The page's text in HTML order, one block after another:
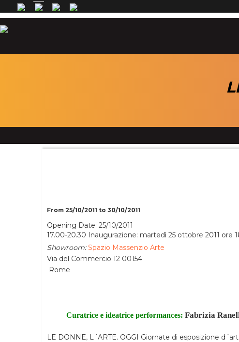
From 25/10/2011 to 30/10/2011
Opening Date: 25/10/2011
17.00-20.30 Inaugurazione: martedì 25 ottobre 2011 ore
Showroom:Spazio Massenzio Arte
Via del Commercio 12 00154
Rome
Curatrice e ideatrice performances: Fabrizia
LE DONNE, L´ARTE. OGGI Giornate di esposizione